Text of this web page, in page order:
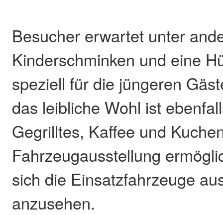
Besucher erwartet unter
Kinderschminken und eine
speziell für die jüngeren
das leibliche Wohl ist
Gegrilltes, Kaffee und
Fahrzeugausstellung
sich die Einsatzfahrzeuge
anzusehen.